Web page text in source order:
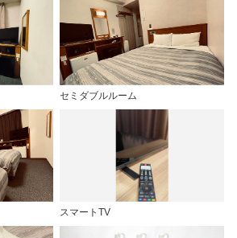
セミダブルルーム
スマートTV